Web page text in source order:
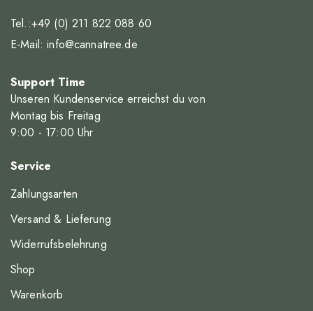
Tel.:+49 (0) 211 822 088 60
E-Mail:info@cannatree.de
Support Time
Unseren Kundenservice erreichst du von
Montag bis Freitag
9:00 - 17:00 Uhr
Service
Zahlungsarten
Versand & Lieferung
Widerrufsbelehrung
Shop
Warenkorb